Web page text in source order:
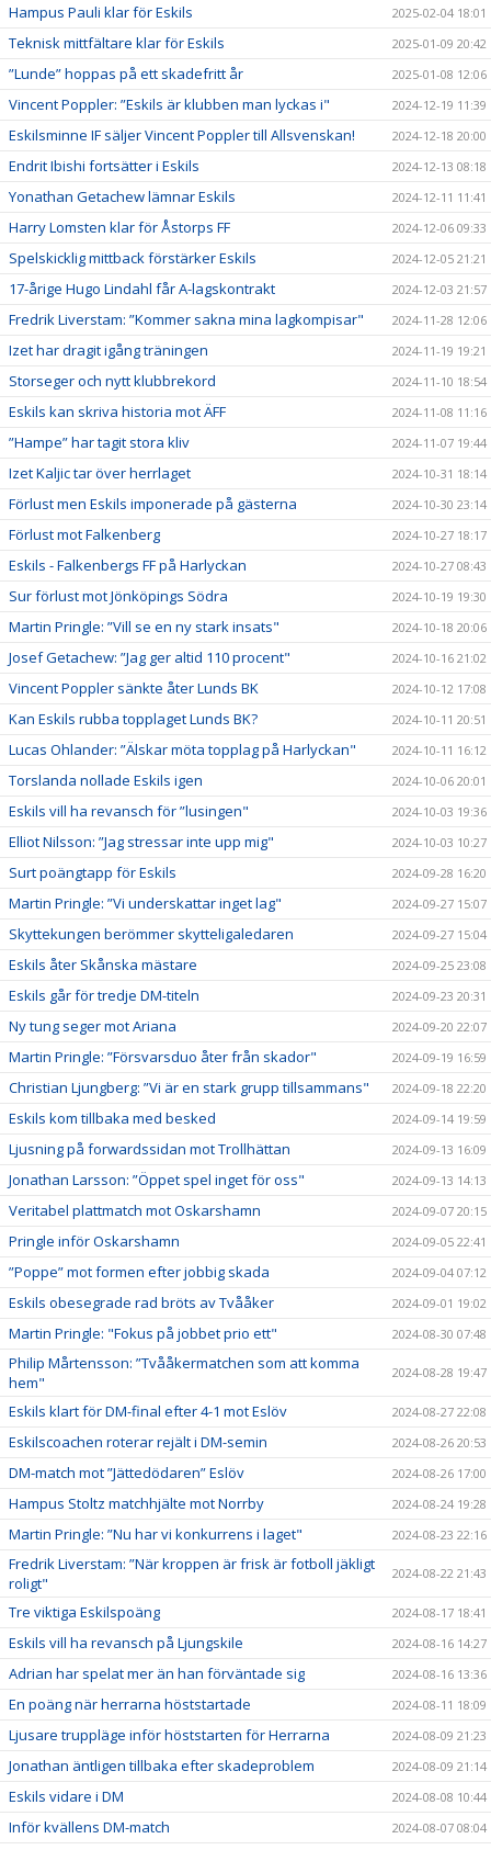
Hampus Pauli klar för Eskils 2025-02-04 18:01
Teknisk mittfältare klar för Eskils 2025-01-09 20:42
”Lunde” hoppas på ett skadefritt år 2025-01-08 12:06
Vincent Poppler: ”Eskils är klubben man lyckas i" 2024-12-19 11:39
Eskilsminne IF säljer Vincent Poppler till Allsvenskan! 2024-12-18 20:00
Endrit Ibishi fortsätter i Eskils 2024-12-13 08:18
Yonathan Getachew lämnar Eskils 2024-12-11 11:41
Harry Lomsten klar för Åstorps FF 2024-12-06 09:33
Spelskicklig mittback förstärker Eskils 2024-12-05 21:21
17-årige Hugo Lindahl får A-lagskontrakt 2024-12-03 21:57
Fredrik Liverstam: ”Kommer sakna mina lagkompisar" 2024-11-28 12:06
Izet har dragit igång träningen 2024-11-19 19:21
Storseger och nytt klubbrekord 2024-11-10 18:54
Eskils kan skriva historia mot ÄFF 2024-11-08 11:16
”Hampe” har tagit stora kliv 2024-11-07 19:44
Izet Kaljic tar över herrlaget 2024-10-31 18:14
Förlust men Eskils imponerade på gästerna 2024-10-30 23:14
Förlust mot Falkenberg 2024-10-27 18:17
Eskils - Falkenbergs FF på Harlyckan 2024-10-27 08:43
Sur förlust mot Jönköpings Södra 2024-10-19 19:30
Martin Pringle: ”Vill se en ny stark insats" 2024-10-18 20:06
Josef Getachew: ”Jag ger altid 110 procent" 2024-10-16 21:02
Vincent Poppler sänkte åter Lunds BK 2024-10-12 17:08
Kan Eskils rubba topplaget Lunds BK? 2024-10-11 20:51
Lucas Ohlander: ”Älskar möta topplag på Harlyckan" 2024-10-11 16:12
Torslanda nollade Eskils igen 2024-10-06 20:01
Eskils vill ha revansch för ”lusingen" 2024-10-03 19:36
Elliot Nilsson: ”Jag stressar inte upp mig" 2024-10-03 10:27
Surt poängtapp för Eskils 2024-09-28 16:20
Martin Pringle: ”Vi underskattar inget lag" 2024-09-27 15:07
Skyttekungen berömmer skytteligaledaren 2024-09-27 15:04
Eskils åter Skånska mästare 2024-09-25 23:08
Eskils går för tredje DM-titeln 2024-09-23 20:31
Ny tung seger mot Ariana 2024-09-20 22:07
Martin Pringle: ”Försvarsduo åter från skador" 2024-09-19 16:59
Christian Ljungberg: ”Vi är en stark grupp tillsammans" 2024-09-18 22:20
Eskils kom tillbaka med besked 2024-09-14 19:59
Ljusning på forwardssidan mot Trollhättan 2024-09-13 16:09
Jonathan Larsson: ”Öppet spel inget för oss" 2024-09-13 14:13
Veritabel plattmatch mot Oskarshamn 2024-09-07 20:15
Pringle inför Oskarshamn 2024-09-05 22:41
”Poppe” mot formen efter jobbig skada 2024-09-04 07:12
Eskils obesegrade rad bröts av Tvååker 2024-09-01 19:02
Martin Pringle: "Fokus på jobbet prio ett" 2024-08-30 07:48
Philip Mårtensson: ”Tvååkermatchen som att komma
hem"
2024-08-28 19:47
Eskils klart för DM-final efter 4-1 mot Eslöv 2024-08-27 22:08
Eskilscoachen roterar rejält i DM-semin 2024-08-26 20:53
DM-match mot ”Jättedödaren” Eslöv 2024-08-26 17:00
Hampus Stoltz matchhjälte mot Norrby 2024-08-24 19:28
Martin Pringle: ”Nu har vi konkurrens i laget" 2024-08-23 22:16
Fredrik Liverstam: ”När kroppen är frisk är fotboll jäkligt
roligt"
2024-08-22 21:43
Tre viktiga Eskilspoäng 2024-08-17 18:41
Eskils vill ha revansch på Ljungskile 2024-08-16 14:27
Adrian har spelat mer än han förväntade sig 2024-08-16 13:36
En poäng när herrarna höststartade 2024-08-11 18:09
Ljusare truppläge inför höststarten för Herrarna 2024-08-09 21:23
Jonathan äntligen tillbaka efter skadeproblem 2024-08-09 21:14
Eskils vidare i DM 2024-08-08 10:44
Inför kvällens DM-match 2024-08-07 08:04